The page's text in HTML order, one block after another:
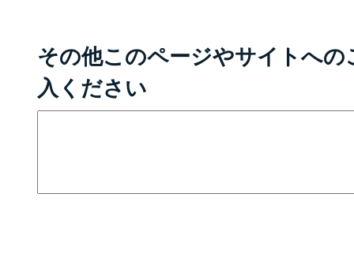
その他このページやサイトへ
入ください